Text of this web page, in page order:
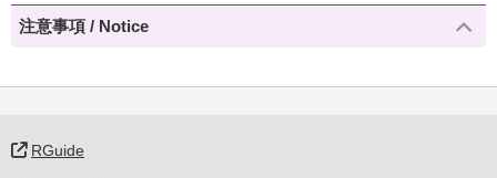
注意事項 / Notice
RGuide